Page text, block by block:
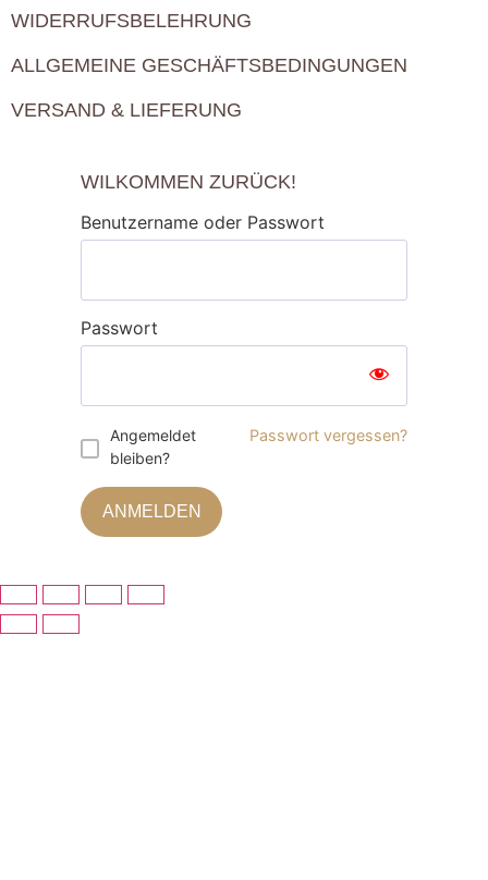
WIDERRUFSBELEHRUNG
ALLGEMEINE GESCHÄFTSBEDINGUNGEN
VERSAND & LIEFERUNG
WILKOMMEN ZURÜCK!
Benutzername oder Passwort
Passwort
Angemeldet
bleiben?
Passwort vergessen?
ANMELDEN